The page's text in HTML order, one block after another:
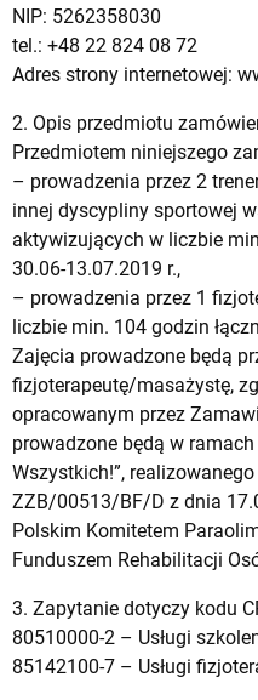
NIP: 5262358030
tel.: +48 22 824 08 72
Adres strony internetowej:
2. Opis przedmiotu
Przedmiotem niniejszego
– prowadzenia przez 2
innej dyscypliny sportowej
aktywizujących w liczbie
30.06-13.07.2019 r.,
– prowadzenia przez 1
liczbie min. 104 godzin
Zajęcia prowadzone będą
fizjoterapeutę/masażystę,
opracowanym przez
prowadzone będą w
Wszystkich!”,
ZZB/00513/BF/D z dnia
Polskim Komitetem
Funduszem Rehabilitacji
3. Zapytanie dotyczy kodu
80510000-2 – Usługi
85142100-7 – Usługi